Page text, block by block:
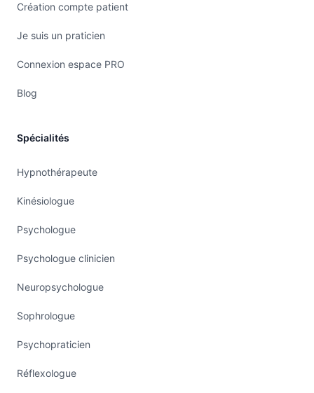
Création compte patient
Je suis un praticien
Connexion espace PRO
Blog
Spécialités
Hypnothérapeute
Kinésiologue
Psychologue
Psychologue clinicien
Neuropsychologue
Sophrologue
Psychopraticien
Réflexologue